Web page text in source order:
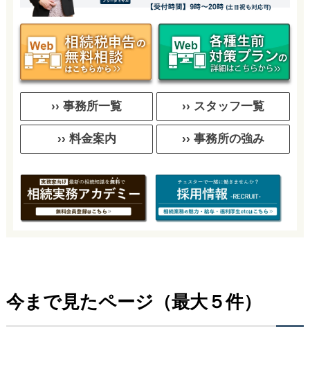
›› 事務所一覧 ›› スタッフ一覧
›› 料金案内 ›› 事務所の強み
今まで見たページ（最大５件）